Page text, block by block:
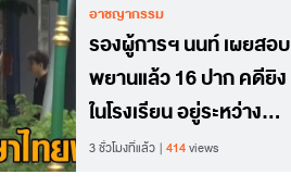
อาชญากรรม
รองผู้การฯ นนท์ เผยสอบ
พยานแล้ว 16 ปาก คดียิง
ในโรงเรียน อยู่ระหว่าง
ประสาน "ครูภาษาไทย"
3 ชั่วโมงที่แล้ว 414views